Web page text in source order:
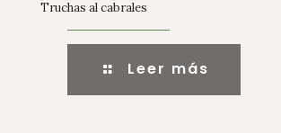
Truchas al cabrales
Leer más